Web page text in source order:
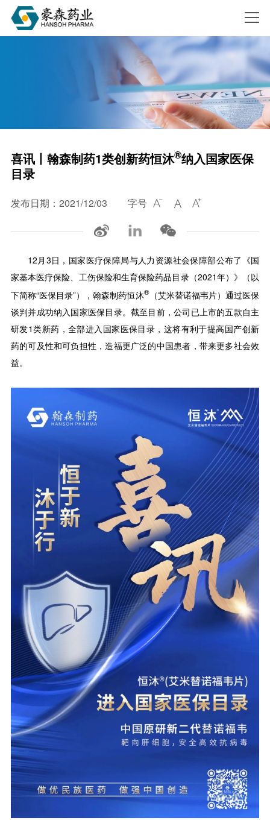
喜讯丨翰森制药1类创新药恒沐®纳入国家医保
目录
发布日期：2021/12/03 字号   
12月3日，国家医疗保障局与人力资源社会保障部公布了《国
家基本医疗保险、工伤保险和生育保险药品目录（2021年）》（以
下简称“医保目录”），翰森制药恒沐®（艾米替诺福韦片）通过医保
谈判并成功纳入国家医保目录。截至目前，公司已上市的五款自主
研发1类新药，全部进入国家医保目录，这将有利于提高国产创新
药的可及性和可负担性，造福更广泛的中国患者，带来更多社会效
益。